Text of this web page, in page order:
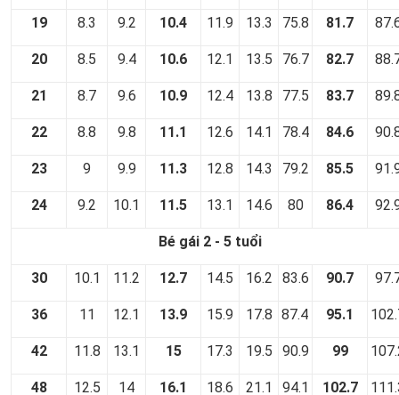
19 8.3 9.2 10.4 11.9 13.3 75.8 81.7
20 8.5 9.4 10.6 12.1 13.5 76.7 82.7
21 8.7 9.6 10.9 12.4 13.8 77.5 83.7
22 8.8 9.8 11.1 12.6 14.1 78.4 84.6
23 9 9.9 11.3 12.8 14.3 79.2 85.5
24 9.2 10.1 11.5 13.1 14.6 80 86.4
Bé gái 2 - 5 tuổi
30 10.1 11.2 12.7 14.5 16.2 83.6 90.7
36 11 12.1 13.9 15.9 17.8 87.4 95.1
42 11.8 13.1 15 17.3 19.5 90.9 99
48 12.5 14 16.1 18.6 21.1 94.1 102.7